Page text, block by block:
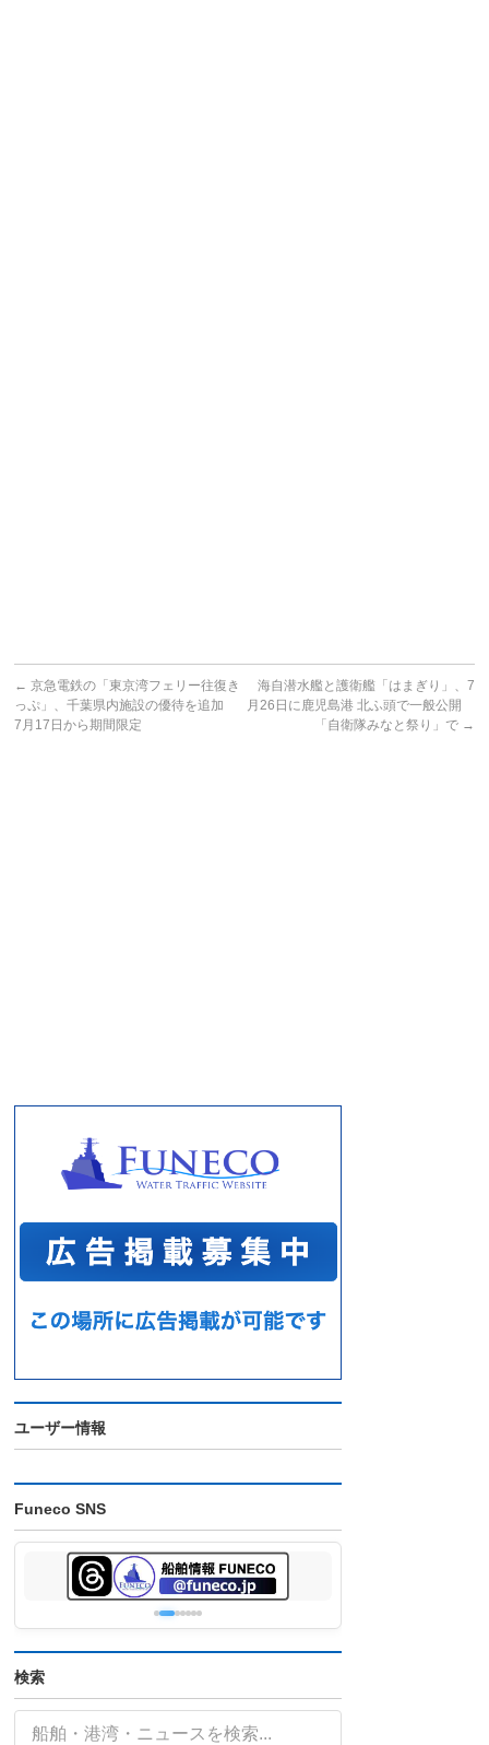
← 京急電鉄の「東京湾フェリー往復き
っぷ」、千葉県内施設の優待を追加
7月17日から期間限定
海自潜水艦と護衛艦「はまぎり」、7
月26日に鹿児島港 北ふ頭で一般公開
「自衛隊みなと祭り」で →
ユーザー情報
Funeco SNS
検索